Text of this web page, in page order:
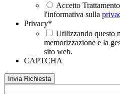
Accetto
l'informativa sulla
Privacy*
Utilizzando questo
memorizzazione e la
sito web.
CAPTCHA